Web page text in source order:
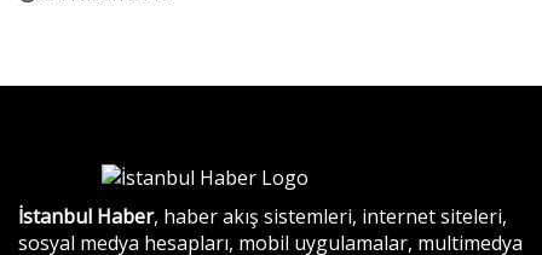
İstanbul Haber, haber akış sistemleri, internet siteleri,
sosyal medya hesapları, mobil uygulamalar, multimedya